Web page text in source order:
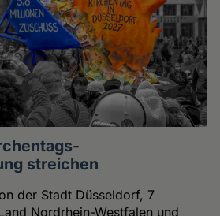
streichen
der Stadt Düsseldorf, 7
Nordrhein-Westfalen und